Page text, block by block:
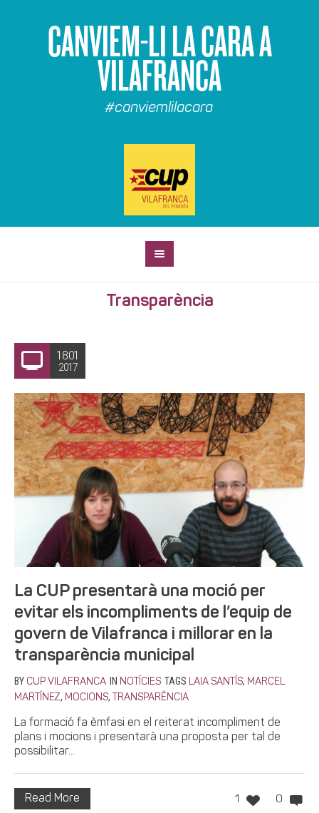
CANVIEM-LI LA CARA A
VILAFRANCA
#canviemlilacara
Transparència
18.01
2017
La CUP presentarà una moció per
evitar els incompliments de l’equip de
govern de Vilafranca i millorar en la
transparència municipal
BY CUP VILAFRANCA IN NOTÍCIES TAGS LAIA SANTÍS, MARCEL
MARTÍNEZ, MOCIONS, TRANSPARÈNCIA
La formació fa èmfasi en el reiterat incompliment de
plans i mocions i presentarà una proposta per tal de
possibilitar...
1 0
Read More